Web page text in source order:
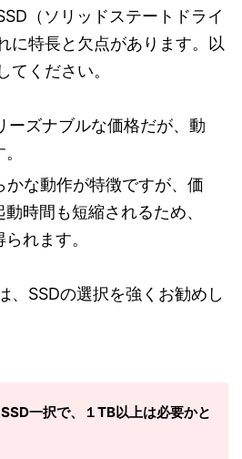
（ソリッドステートドライ
に特長と欠点があります。以
てください。
ーズナブルな価格だが、動
かな動作が特徴ですが、価
時間も短縮されるため、
れます。
、SSDの選択を強くお勧めし
一択で、１TB以上は必要かと